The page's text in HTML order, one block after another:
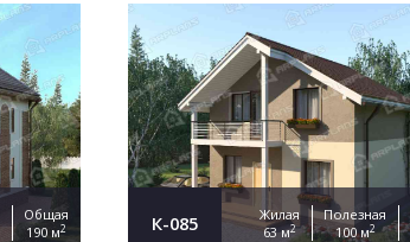
Общая
190 м2 К-085
Жилая
63 м2
Полезная
100 м2